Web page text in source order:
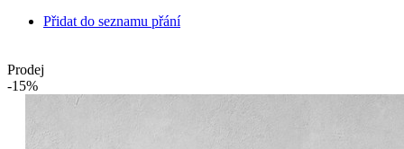
Přidat do seznamu přání
Prodej
-15%